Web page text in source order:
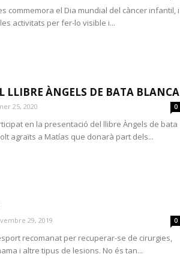
commemora el Dia mundial del càncer infantil, i
activitats per fer-lo visible i...
LLIBRE ÀNGELS DE BATA BLANCA
25, 2020 0
en la presentació del llibre Àngels de bata
agraïts a Matías que donarà part dels...
29, 2019 0
recomanat per recuperar-se de cirurgies,
i altre tipus de lesions. No és tan...